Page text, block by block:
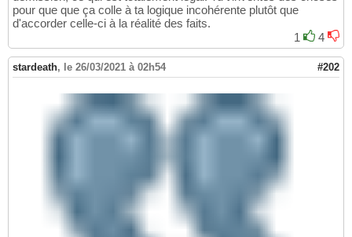
pour que que ça colle à ta logique incohérente plutôt que
d'accorder celle-ci à la réalité des faits.
1
4
stardeath, le 26/03/2021 à 02h54 #202